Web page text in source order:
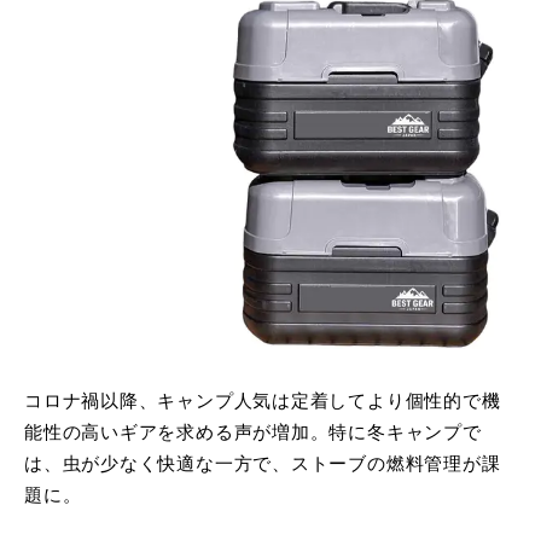
コロナ禍以降、キャンプ人気は定着してより個性的で機
能性の高いギアを求める声が増加。特に冬キャンプで
は、虫が少なく快適な一方で、ストーブの燃料管理が課
題に。